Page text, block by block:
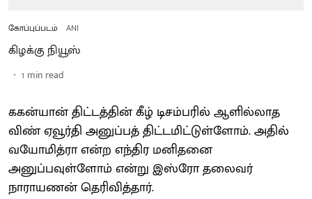
கோப்புப்படம் ANI
கிழக்கு நியூஸ்
1 min read
ககன்யான் திட்டத்தின் கீழ் டிசம்பரில் ஆளில்லாத
விண் ஏவூர்தி அனுப்பத் திட்டமிட்டுள்ளோம். அதில்
வயோமித்ரா என்ற எந்திர மனிதனை
அனுப்பவுள்ளோம் என்று இஸ்ரோ தலைவர்
நாராயணன் தெரிவித்தார்.